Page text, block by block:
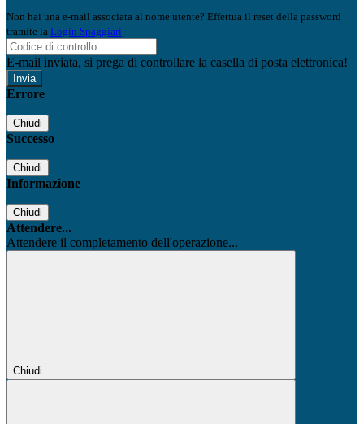
Non hai una e-mail associata al nome utente? Effettua il reset della password
tramite la Login Spaggiari
E-mail inviata, si prega di controllare la casella di posta elettronica!
Errore
Chiudi
Successo
Chiudi
Informazione
Chiudi
Attendere...
Attendere il completamento dell'operazione...
Chiudi